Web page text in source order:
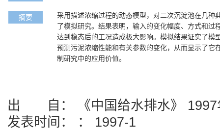
摘要
采用描述浓缩过程的动态模型，对二次沉淀池在几种
了模拟研究。结果表明，输入的变化幅度、方式和过
达到稳态后的工况造成极大影响。模拟结果证实了模
预测污泥浓缩性能和有关参数的变化，从而显示了它
制研究中的应用价值。
出 自： 《中国给水排水》 1997
发表时间： ： 1997-1